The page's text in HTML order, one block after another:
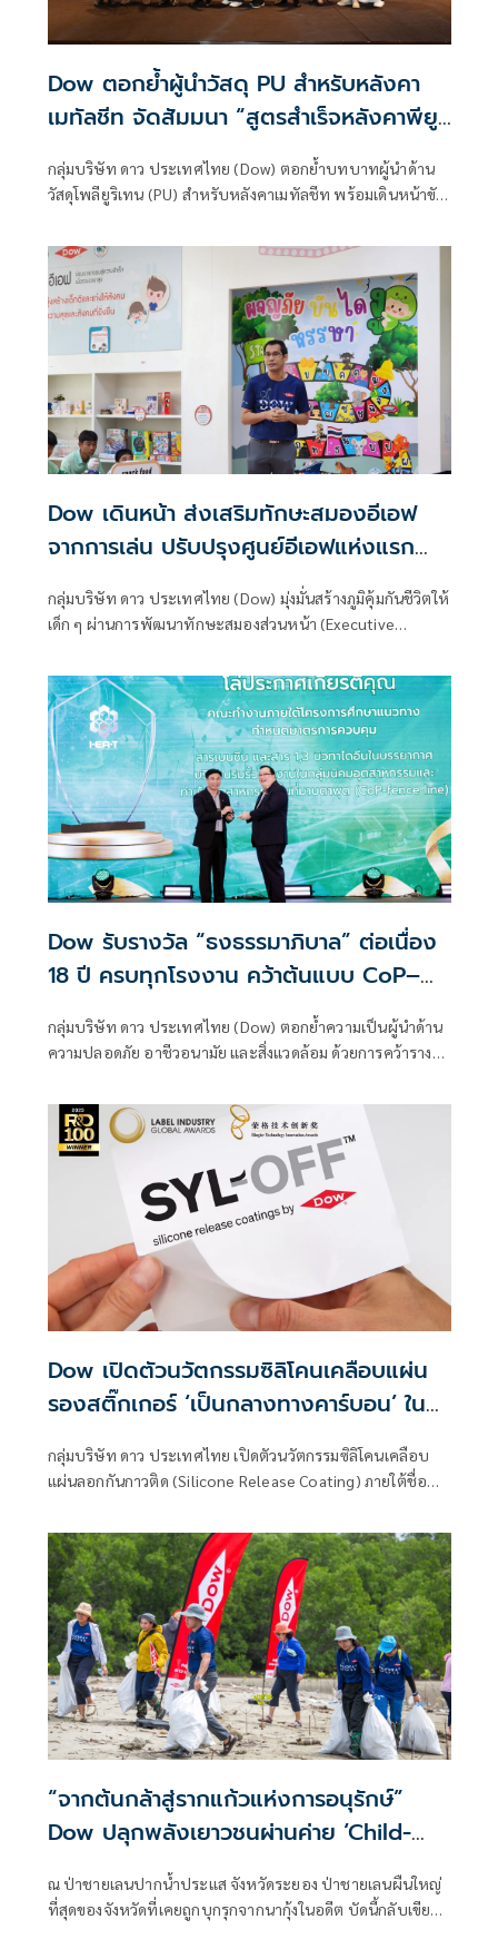
Dow ตอกย้ำผู้นำวัสดุ PU สำหรับหลังคา
เมทัลชีท จัดสัมมนา “สูตรสำเร็จหลังคาพียู”
ยกระดับมาตรฐานงานก่อสร้างไทย
กลุ่มบริษัท ดาว ประเทศไทย (Dow) ตอกย้ำบทบาทผู้นำด้าน
วัสดุโพลียูริเทน (PU) สำหรับหลังคาเมทัลชีท พร้อมเดินหน้าขับ
สัมมนา “สูตรสำเร็จหลังคาพียู” ณ โรงแรมฮิลตัน พัทยา เมื่อวัน
ที่ 8 พฤษภาคม 2569 โดยมีผู้เข้าร่วมจากหลากหลายภาคส่วนใน
อุตสาหกรรม ทั้งผู้ผลิต ผู้รับเหมา สถาปนิก วิศวกร และหน่วย
งานที่เกี่ยวข้อง
Dow เดินหน้า ส่งเสริมทักษะสมองอีเอฟ
จากการเล่น ปรับปรุงศูนย์อีเอฟแห่งแรก
และสร้างถนนแห่งการเรียนรู้ เพื่อเด็กเก่ง-
ดี-สุข-สมวัย
กลุ่มบริษัท ดาว ประเทศไทย (Dow) มุ่งมั่นสร้างภูมิคุ้มกันชีวิตให้
เด็ก ๆ ผ่านการพัฒนาทักษะสมองส่วนหน้า (Executive
เป็นผู้ใหญ่ที่มีความสามารถในการคิดวิเคราะห์ วางแผน กำกับ
ตนเอง และควบคุมอารมณ์ได้
Dow รับรางวัล “ธงธรรมาภิบาล” ต่อเนื่อง
18 ปี ครบทุกโรงงาน คว้าต้นแบบ CoP–
fence line ย้ำมาตรฐานปลอดภัยและสิ่ง
แวดล้อมระดับโลก
กลุ่มบริษัท ดาว ประเทศไทย (Dow) ตอกย้ำความเป็นผู้นำด้าน
ความปลอดภัย อาชีวอนามัย และสิ่งแวดล้อม ด้วยการคว้ารางวัล
Dow เปิดตัวนวัตกรรมซิลิโคนเคลือบแผ่น
รองสติ๊กเกอร์ ‘เป็นกลางทางคาร์บอน’ ใน
กลุ่มบริษัท ดาว ประเทศไทย เปิดตัวนวัตกรรมซิลิโคนเคลือบ
แผ่นลอกกันกาวติด (Silicone Release Coating) ภายใต้ชื่อ
หรือ ฉลากกาว ที่ได้รับการรับรองความเป็นกลางทางคาร์บอน
ตามมาตรฐาน PAS 2060 อย่างเป็นทางการ ในงาน AWA
Southeast Asia Label and Release Liner Seminar 2025 ณ
กรุงเทพมหานคร
“จากต้นกล้าสู่รากแก้วแห่งการอนุรักษ์”
Dow ปลุกพลังเยาวชนผ่านค่าย ‘Child-
Len’ เรียน รักษ์ ป่าชายเลน
ณ ป่าชายเลนปากน้ำประแส จังหวัดระยอง ป่าชายเลนผืนใหญ่
ที่สุดของจังหวัดที่เคยถูกบุกรุกจากนากุ้งในอดีต บัดนี้กลับเขียว